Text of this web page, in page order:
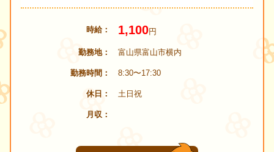
時給 1,100円
勤務地 富山県富山市横内
勤務時間 8:30〜17:30
休日 土日祝
月収